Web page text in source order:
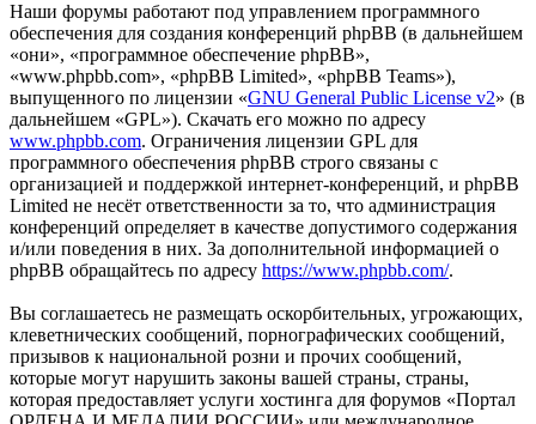
Наши форумы работают под управлением программного
обеспечения для создания конференций phpBB (в дальнейшем
«они», «программное обеспечение phpBB»,
«www.phpbb.com», «phpBB Limited», «phpBB Teams»),
выпущенного по лицензии «GNU General Public License v2» (в
дальнейшем «GPL»). Скачать его можно по адресу
www.phpbb.com. Ограничения лицензии GPL для
программного обеспечения phpBB строго связаны с
организацией и поддержкой интернет-конференций, и phpBB
Limited не несёт ответственности за то, что администрация
конференций определяет в качестве допустимого содержания
и/или поведения в них. За дополнительной информацией о
phpBB обращайтесь по адресу https://www.phpbb.com/.
Вы соглашаетесь не размещать оскорбительных, угрожающих,
клеветнических сообщений, порнографических сообщений,
призывов к национальной розни и прочих сообщений,
которые могут нарушить законы вашей страны, страны,
которая предоставляет услуги хостинга для форумов «Портал